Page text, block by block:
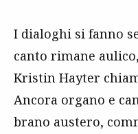
I dialoghi si fanno
canto rimane
Kristin Hayter
Ancora organo e
brano austero,